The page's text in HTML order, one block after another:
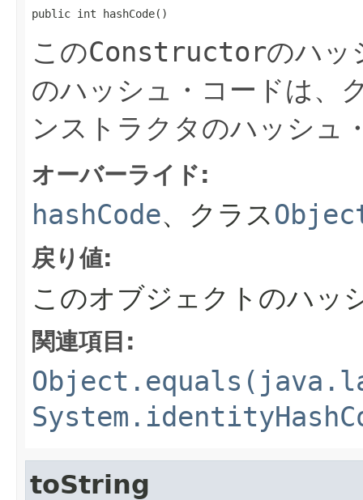
public int hashCode()
このConstructorのハッ
のハッシュ・コードは、
ンストラクタのハッシュ
オーバーライド:
hashCode、クラス
戻り値:
このオブジェクトのハッ
関連項目:
toString